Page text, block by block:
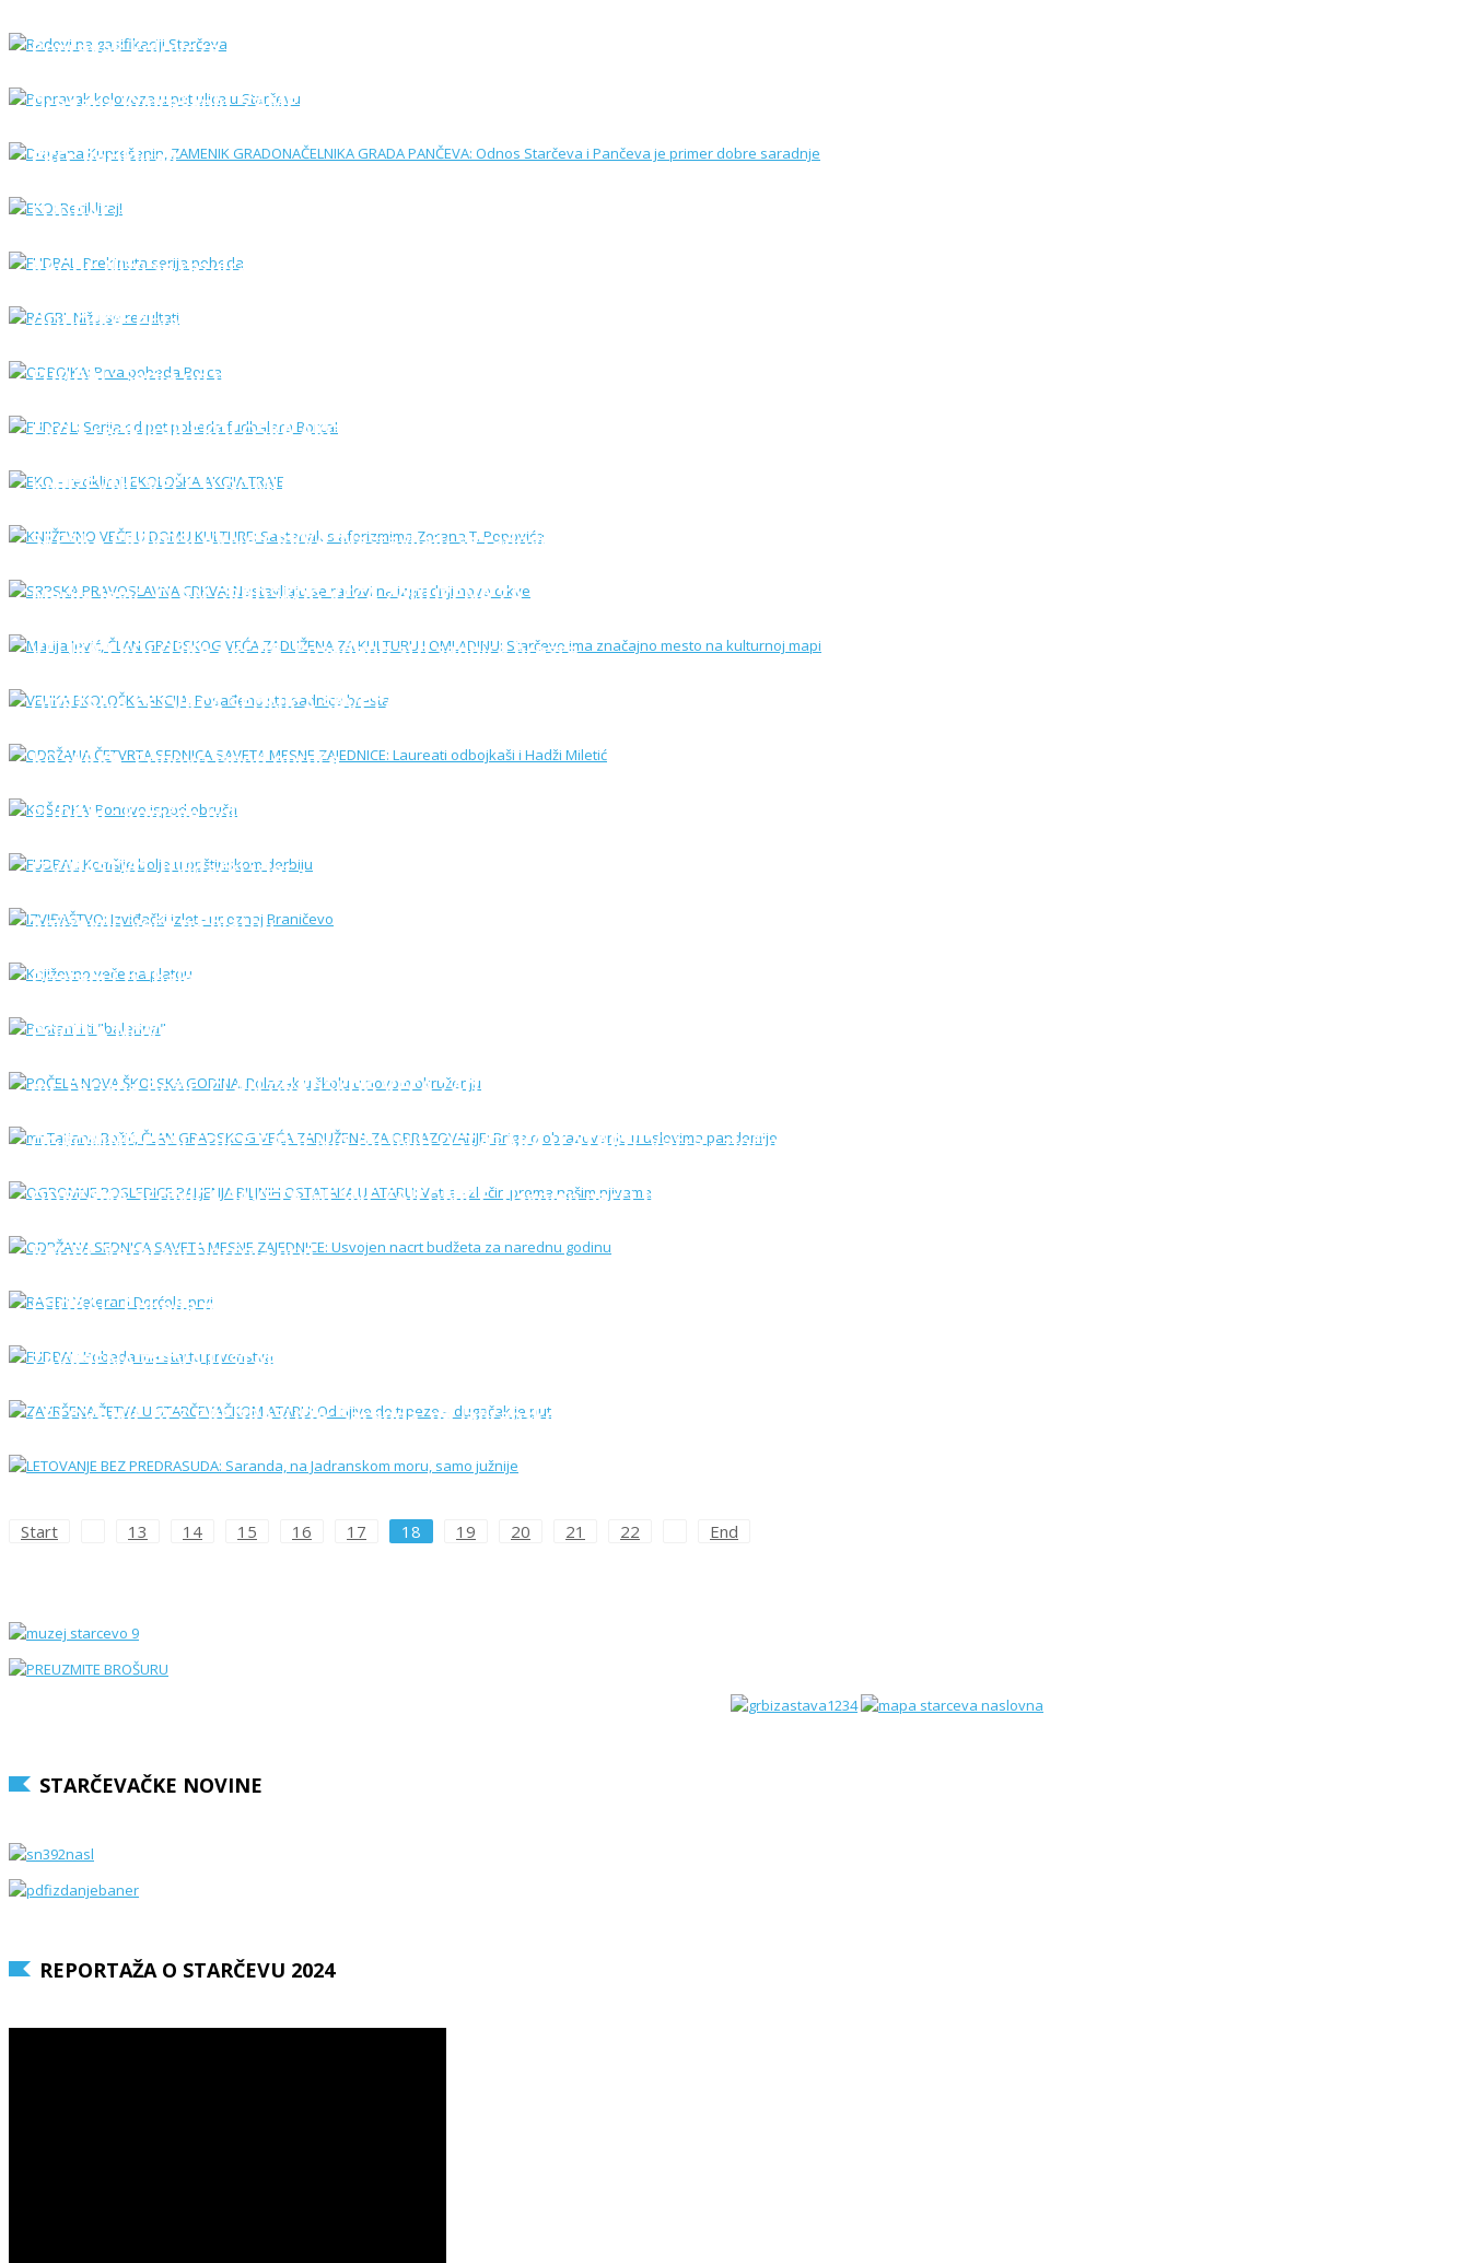
Popravak kolovoza u pet ulica u Starčevu
Dragana Kuprešanin, ZAMENIK GRADONAČELNIKA GRADA PANČEVA: Odnos Starčeva i Pančeva je primer dobre saradnje
EKO: Recikliraj!
FUDBAL: Prekinuta serija pobeda
RAGBI: Nižu se rezultati
ODBOJKA: Prva pobeda Borca
FUDBAL: Serija od pet pobeda fudbalera Borca!
EKO – recikliraj! EKOLOŠKA AKCIJA TRAJE
KNJIŽEVNO VEČE U DOMU KULTURE: Sastanak s aforizmima Zorana T. Popovića
SRPSKA PRAVOSLAVNA CRKVA: Nastavljaju se radovi na izgradnji nove crkve
Marija Jević, ČLAN GRADSKOG VEĆA ZADUŽENA ZA KULTURU I OMLADINU: Starčevo ima značajno mesto na kulturnoj mapi
VELIKA EKOLOŠKA AKCIJA: Posađeno sto sadnica bresta
ODRŽANA ČETVRTA SEDNICA SAVETA MESNE ZAJEDNICE: Laureati odbojkaši i Hadži Miletić
KOŠARKA: Ponovo ispod obruča
FUDBAL: Komšije bolje u opštinskom derbiju
IZVIĐAŠTVO: Izviđački izlet - upoznaj Braničevo
Književno veče na platou
Postani i ti "balerina"
POČELA NOVA ŠKOLSKA GODINA: Polazak u školu u novom okruženju
mr Tatjana Božić, ČLAN GRADSKOG VEĆA ZADUŽENA ZA OBRAZOVANJE: Briga o obrazovanju u uslovima pandemije
OGROMNE POSLEDICE PALJENJA BILJNIH OSTATAKA U ATARU: Vatra - zločin prema našim njivama
ODRŽANA SEDNICA SAVETA MESNE ZAJEDNICE: Usvojen nacrt budžeta za narednu godinu
RAGBI: Veterani Dorćola prvi
FUDBAL: Pobeda ma startu prvenstva
ZAVRŠENA ŽETVA U STARČEVAČKOM ATARU: Od njive do trpeze – dugačak je put
LETOVANJE BEZ PREDRASUDA: Saranda, na Jadranskom moru, samo južnije
Start 13 14 15 16 17 18 19 20 21 22 End
STARČEVAČKE NOVINE
REPORTAŽA O STARČEVU 2024